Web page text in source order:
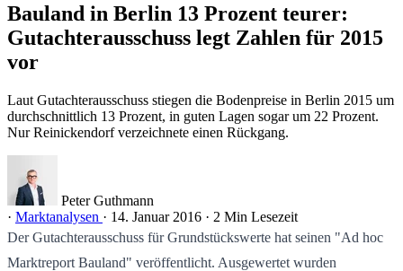
Bauland in Berlin 13 Prozent teurer:
Gutachterausschuss legt Zahlen für 2015
vor
Laut Gutachterausschuss stiegen die Bodenpreise in Berlin 2015 um
durchschnittlich 13 Prozent, in guten Lagen sogar um 22 Prozent.
Nur Reinickendorf verzeichnete einen Rückgang.
Peter Guthmann
· Marktanalysen · 14. Januar 2016 · 2 Min Lesezeit
Der Gutachterausschuss für Grundstückswerte hat seinen "Ad hoc
Marktreport Bauland" veröffentlicht. Ausgewertet wurden